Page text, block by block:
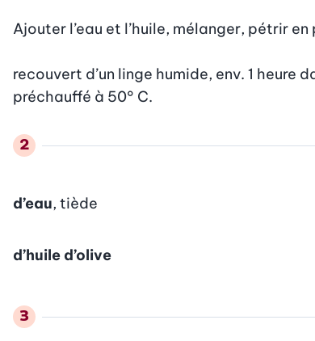
Ajouter l’eau et l’huile, mélanger, pétrir
recouvert d’un linge humide, env. 1 heure
préchauffé à 50° C.
d’eau, tiède
d’huile d’olive